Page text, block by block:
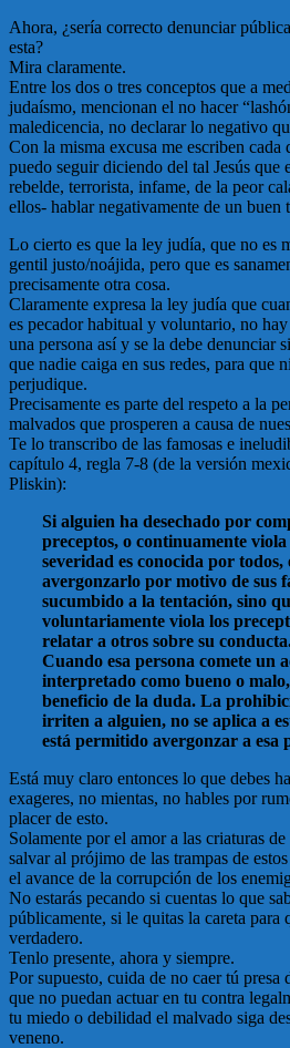
Ahora, ¿sería correcto denunciar
esta?
Mira claramente.
Entre los dos o tres conceptos que a
judaísmo, mencionan el no hacer
maledicencia, no declarar lo negativo
Con la misma excusa me escriben
puedo seguir diciendo del tal Jesús que
rebelde, terrorista, infame, de la peor
ellos- hablar negativamente de un buen
Lo cierto es que la ley judía, que no es
gentil justo/noájida, pero que es
precisamente otra cosa.
Claramente expresa la ley judía que
es pecador habitual y voluntario, no
una persona así y se la debe denunciar
que nadie caiga en sus redes, para que
perjudique.
Precisamente es parte del respeto a la
malvados que prosperen a causa de
Te lo transcribo de las famosas e
capítulo 4, regla 7-8 (de la versión
Pliskin):
Si alguien ha desechado por
preceptos, o continuamente
severidad es conocida por
avergonzarlo por motivo de sus
sucumbido a la tentación, sino
voluntariamente viola los
relatar a otros sobre su
Cuando esa persona comete un
interpretado como bueno o
beneficio de la duda. La
irriten a alguien, no se aplica a
está permitido avergonzar a esa
Está muy claro entonces lo que debes
exageres, no mientas, no hables por
placer de esto.
Solamente por el amor a las criaturas
salvar al prójimo de las trampas de
el avance de la corrupción de los
No estarás pecando si cuentas lo que
públicamente, si le quitas la careta para
verdadero.
Tenlo presente, ahora y siempre.
Por supuesto, cuida de no caer tú presa
que no puedan actuar en tu contra
tu miedo o debilidad el malvado siga
veneno.